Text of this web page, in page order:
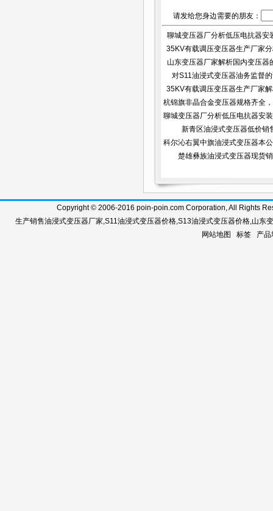
请发给您身边需要的朋友：
聊城变压器厂分析低压电抗器安
意...
35KV有载调压变压器生产厂家
山东变压器厂家解析国内变压器
分...
对S11油浸式变压器油务监督
35KV有载调压变压器生产厂家
杭锦旗非晶合金变压器规格齐全
聊城变压器厂分析低压电抗器安
新青区油浸式变压器低价销
科尔沁右翼中旗油浸式变压器本
楚雄彝族油浸式变压器现货
Copyright © 2006-2016 poin-poin.com Corporation, All Rights
生产销售油浸式变压器厂家,S11油浸式变压器价格,S13油浸式变压器价格,山东
网站地图
标签 产品